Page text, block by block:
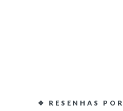
❖ RESENHAS